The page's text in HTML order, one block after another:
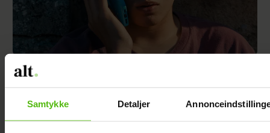
Samtykke Detaljer
Er du forælder til en teenager? Så bør du se
den her nye film